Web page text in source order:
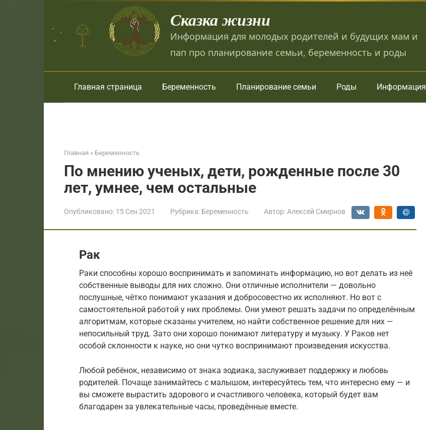
Сказка жизни
Информация для молодых родителей и будущих мам и
пап про планирование семьи, беременность и роды
Главная страница Беременность Планирование семьи Роды Информация
Главная » Беременность
По мнению ученых, дети, рожденные после 30
лет, умнее, чем остальные
Опубликовано: 15 Сен 2021 Рубрика: Беременность Автор: Алексей Смирнов
Рак
Раки способны хорошо воспринимать и запоминать информацию, но вот делать из неё
собственные выводы для них сложно. Они отличные исполнители — довольно
послушные, чётко понимают указания и добросовестно их исполняют. Но вот с
самостоятельной работой у них проблемы. Они умеют решать задачи по определённым
алгоритмам, которые сказаны учителем, но найти собственное решение для них —
непосильный труд. Зато они хорошо понимают литературу и музыку. У Раков нет
особой склонности к науке, но они чутко воспринимают произведения искусства.
Любой ребёнок, независимо от знака зодиака, заслуживает поддержку и любовь
родителей. Почаще занимайтесь с малышом, интересуйтесь тем, что интересно ему — и
вы сможете вырастить здорового и счастливого человека, который будет вам
благодарен за увлекательные часы, проведённые вместе.